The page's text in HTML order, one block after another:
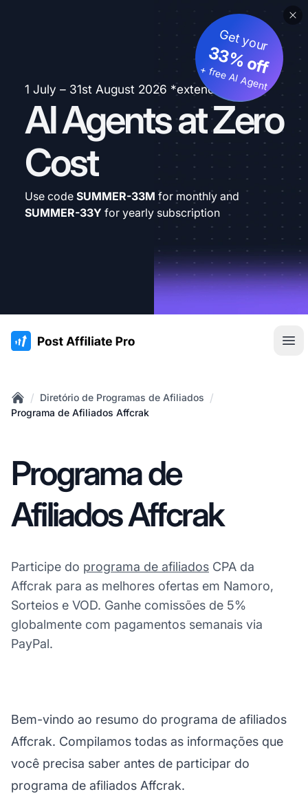
1 July – 31st August 2026 *extended
AI Agents at Zero
Cost
Get your
33% off
+ free AI Agent
Use code SUMMER-33M for monthly and
SUMMER-33Y for yearly subscription
:site.title
Home
/ Diretório de Programas de Afiliados /
Programa de Afiliados Affcrak
Programa de
Afiliados Affcrak
Participe do programa de afiliados CPA da
Affcrak para as melhores ofertas em Namoro,
Sorteios e VOD. Ganhe comissões de 5%
globalmente com pagamentos semanais via
PayPal.
Bem-vindo ao resumo do programa de afiliados
Affcrak. Compilamos todas as informações que
você precisa saber antes de participar do
programa de afiliados Affcrak.